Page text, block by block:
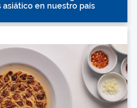
asiático en nuestro país